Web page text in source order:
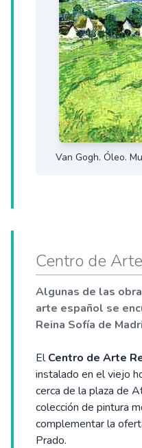
Van Gogh. Óleo.
Centro de
Algunas de las
arte español se
Reina Sofía de
ElCentro de Arte
instalado en el viejo
cerca de la plaza de
colección de pintura
complementar la
Prado.